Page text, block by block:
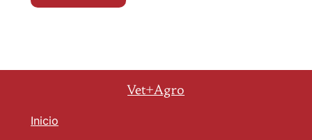
Vet+Agro
Inicio